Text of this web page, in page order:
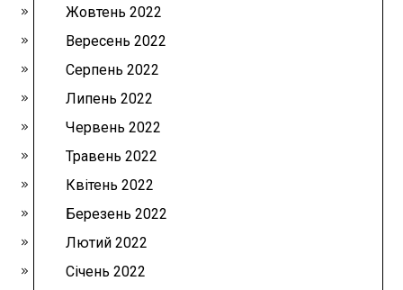
Жовтень 2022
Вересень 2022
Серпень 2022
Липень 2022
Червень 2022
Травень 2022
Квітень 2022
Березень 2022
Лютий 2022
Січень 2022